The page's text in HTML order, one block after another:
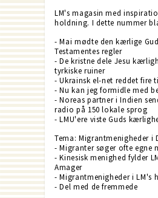
LM's magasin med
holdning. I dette nummer
- Mai mødte den kærlige
Testamentes regler
- De kristne dele Jesu
tyrkiske ruiner
- Ukrainsk el-net reddet fire
- Nu kan jeg formidle med
- Noreas partner i Indien
radio på 150 lokale sprog
- LMU'ere viste Guds
Tema: Migrantmenigheder i
- Migranter søger ofte egne
- Kinesisk menighed fylder
Amager
- Migrantmenigheder i LM's
- Del med de fremmede